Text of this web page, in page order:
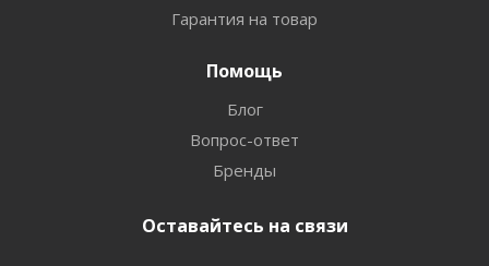
Гарантия на товар
Помощь
Блог
Вопрос-ответ
Бренды
Оставайтесь на связи